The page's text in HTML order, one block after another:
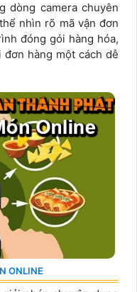
dòng camera chuyên
nhìn rõ mã vận đơn
đóng gói hàng hóa,
hàng một cách dễ
ONLINE